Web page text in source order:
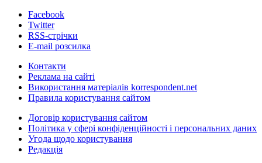
Facebook
Twitter
RSS-стрічки
E-mail розсилка
Контакти
Реклама на сайті
Використання матеріалів korrespondent.net
Правила користування сайтом
Договір користування сайтом
Політика у сфері конфіденційності і персональних даних
Угода щодо користування
Редакція